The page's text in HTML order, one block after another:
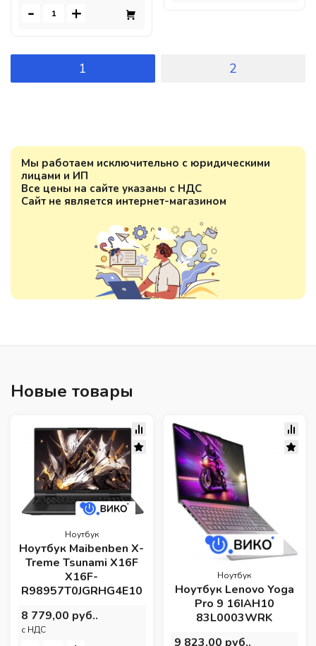
Мы работаем исключительно с юридическими
лицами и ИП
Все цены на сайте указаны с НДС
Сайт не является интернет-магазином
- +
1 2
Новые товары
Ноутбук
Ноутбук Maibenben X-
Treme Tsunami X16F
X16F-
R98957T0JGRHG4E10
8 779,00 руб..
c НДС
Ноутбук
Ноутбук Lenovo Yoga
Pro 9 16IAH10
83L0003WRK
9 823,00 руб..